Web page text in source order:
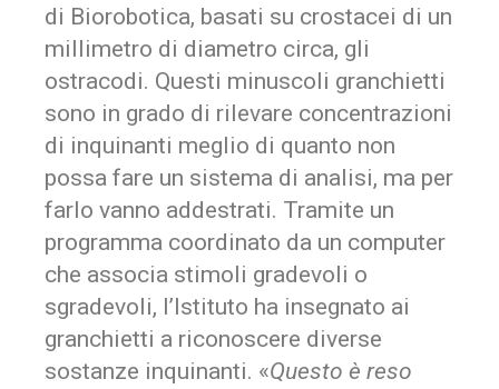
di Biorobotica, basati su crostacei di un
millimetro di diametro circa, gli
ostracodi. Questi minuscoli granchietti
sono in grado di rilevare concentrazioni
di inquinanti meglio di quanto non
possa fare un sistema di analisi, ma per
farlo vanno addestrati. Tramite un
programma coordinato da un computer
che associa stimoli gradevoli o
sgradevoli, l’Istituto ha insegnato ai
granchietti a riconoscere diverse
sostanze inquinanti. «Questo è reso